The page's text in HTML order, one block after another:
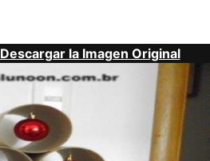
Descargar la Imagen Original